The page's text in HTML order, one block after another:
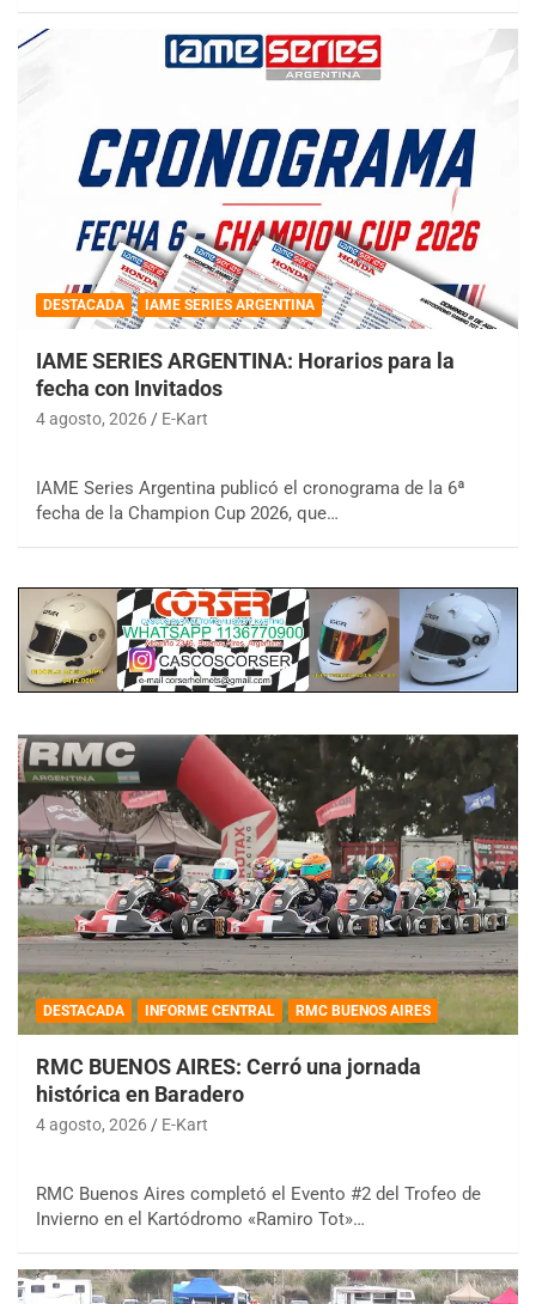
DESTACADA IAME SERIES ARGENTINA
IAME SERIES ARGENTINA: Horarios para la
fecha con Invitados
4 agosto, 2026 E-Kart
IAME Series Argentina publicó el cronograma de la 6ª
fecha de la Champion Cup 2026, que…
DESTACADA INFORME CENTRAL RMC BUENOS AIRES
RMC BUENOS AIRES: Cerró una jornada
histórica en Baradero
4 agosto, 2026 E-Kart
RMC Buenos Aires completó el Evento #2 del Trofeo de
Invierno en el Kartódromo «Ramiro Tot»…